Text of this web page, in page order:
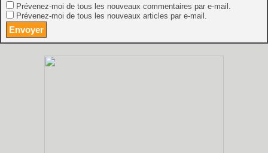
Prévenez-moi de tous les nouveaux commentaires par e-mail.
Prévenez-moi de tous les nouveaux articles par e-mail.